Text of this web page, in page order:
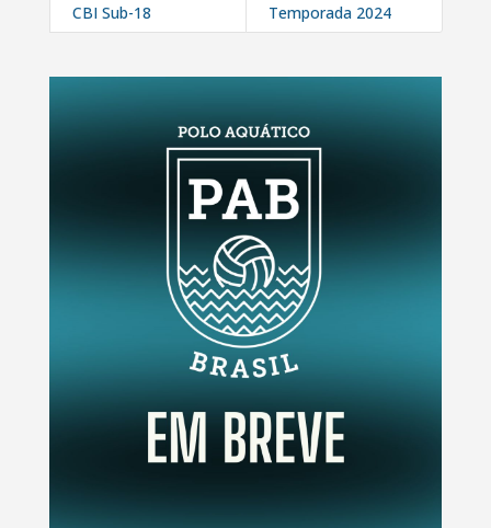
CBI Sub-18
Temporada 2024